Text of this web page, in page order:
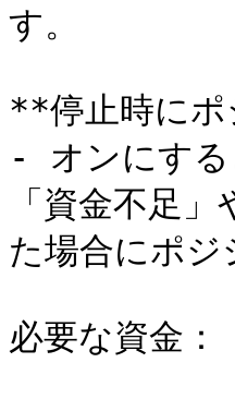
す。
**停止時に
- オンにする
「資金不足
た場合にポ
必要な資金：